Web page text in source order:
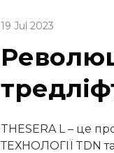
19 Jul 2023
THESERA L – це
ТЕХНОЛОГІЇ TDN